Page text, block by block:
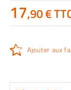
17,90 €
Ajouter aux